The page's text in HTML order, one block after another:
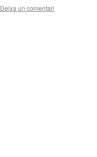
Deixa un comentari